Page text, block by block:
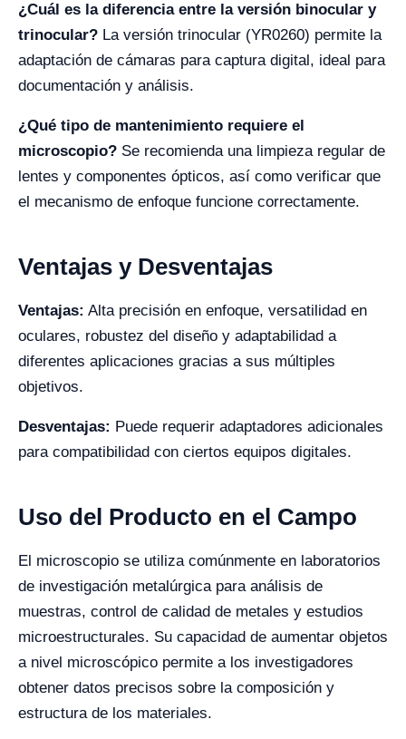
¿Cuál es la diferencia entre la versión binocular y
trinocular? La versión trinocular (YR0260) permite la
adaptación de cámaras para captura digital, ideal para
documentación y análisis.
¿Qué tipo de mantenimiento requiere el
microscopio? Se recomienda una limpieza regular de
lentes y componentes ópticos, así como verificar que
el mecanismo de enfoque funcione correctamente.
Ventajas y Desventajas
Ventajas: Alta precisión en enfoque, versatilidad en
oculares, robustez del diseño y adaptabilidad a
diferentes aplicaciones gracias a sus múltiples
objetivos.
Desventajas: Puede requerir adaptadores adicionales
para compatibilidad con ciertos equipos digitales.
Uso del Producto en el Campo
El microscopio se utiliza comúnmente en laboratorios
de investigación metalúrgica para análisis de
muestras, control de calidad de metales y estudios
microestructurales. Su capacidad de aumentar objetos
a nivel microscópico permite a los investigadores
obtener datos precisos sobre la composición y
estructura de los materiales.